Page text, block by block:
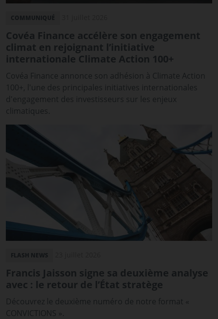
Covéa Finance accélère son engagement
climat en rejoignant l’initiative
internationale Climate Action 100+
Covéa Finance annonce son adhésion à Climate Action
100+, l'une des principales initiatives internationales
d'engagement des investisseurs sur les enjeux
climatiques.
Francis Jaisson signe sa deuxième analyse
avec : le retour de l’État stratège
Découvrez le deuxième numéro de notre format «
CONVICTIONS ».